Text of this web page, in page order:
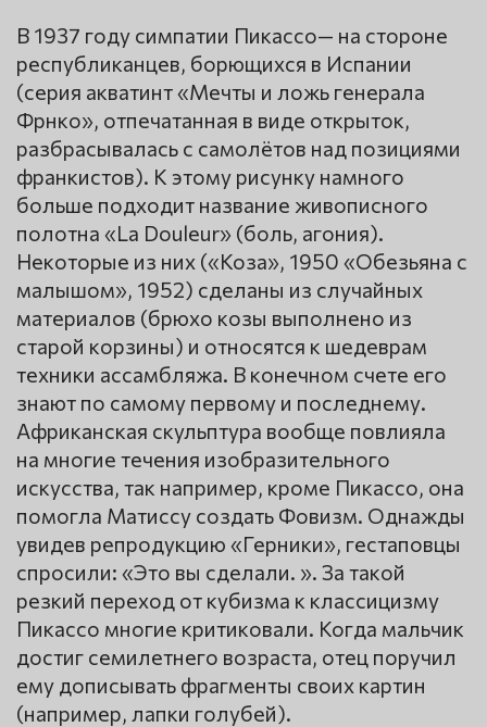
В 1937 году симпатии Пикассо— на стороне
республиканцев, борющихся в Испании
(серия акватинт «Мечты и ложь генерала
Фрнко», отпечатанная в виде открыток,
разбрасывалась с самолётов над позициями
франкистов). К этому рисунку намного
больше подходит название живописного
полотна «La Douleur» (боль, агония).
Некоторые из них («Коза», 1950 «Обезьяна с
малышом», 1952) сделаны из случайных
материалов (брюхо козы выполнено из
старой корзины) и относятся к шедеврам
техники ассамбляжа. В конечном счете его
знают по самому первому и последнему.
Африканская скульптура вообще повлияла
на многие течения изобразительного
искусства, так например, кроме Пикассо, она
помогла Матиссу создать Фовизм. Однажды
увидев репродукцию «Герники», гестаповцы
спросили: «Это вы сделали. ». За такой
резкий переход от кубизма к классицизму
Пикассо многие критиковали. Когда мальчик
достиг семилетнего возраста, отец поручил
ему дописывать фрагменты своих картин
(например, лапки голубей).